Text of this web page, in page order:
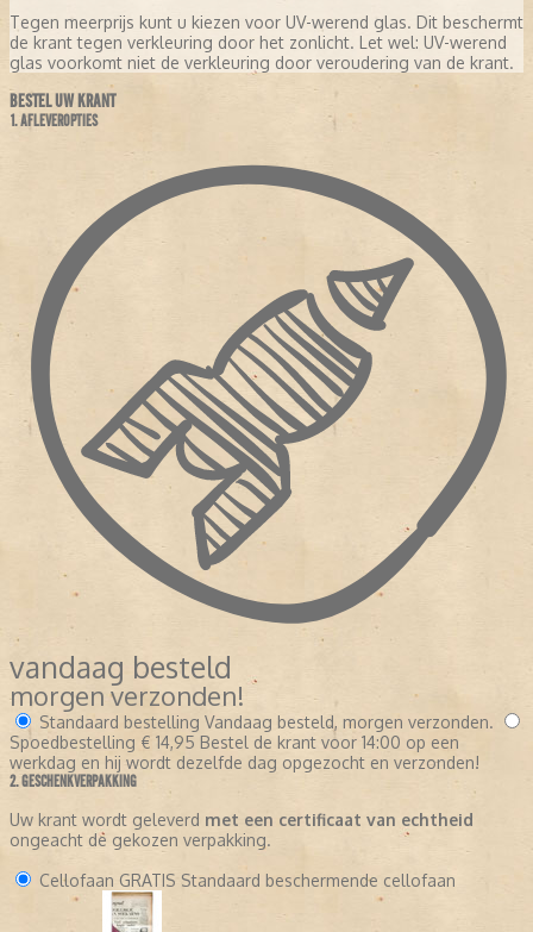
Tegen meerprijs kunt u kiezen voor UV-werend glas. Dit beschermt
de krant tegen verkleuring door het zonlicht. Let wel: UV-werend
glas voorkomt niet de verkleuring door veroudering van de krant.
BESTEL UW KRANT
1. AFLEVEROPTIES
vandaag besteld
morgen verzonden!
Standaard bestelling Vandaag besteld, morgen verzonden.
Spoedbestelling € 14,95 Bestel de krant voor 14:00 op een
werkdag en hij wordt dezelfde dag opgezocht en verzonden!
2. GESCHENKVERPAKKING
Uw krant wordt geleverd met een certificaat van echtheid
ongeacht de gekozen verpakking.
Cellofaan GRATIS Standaard beschermende cellofaan